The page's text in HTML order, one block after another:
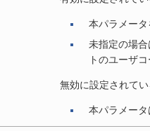
本パラメータ
未指定の場
トのユーザ
無効に設定されて
本パラメータ